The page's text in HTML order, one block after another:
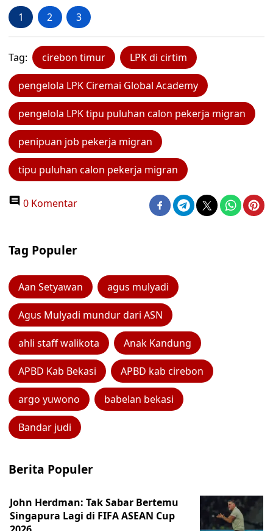
1 2 3
Tag: cirebon timur LPK di cirtim
pengelola LPK Ciremai Global Academy
pengelola LPK tipu puluhan calon pekerja migran
penipuan job pekerja migran
tipu puluhan calon pekerja migran
0 Komentar
Tag Populer
Aan Setyawan agus mulyadi
Agus Mulyadi mundur dari ASN
ahli staff walikota Anak Kandung
APBD Kab Bekasi APBD kab cirebon
argo yuwono babelan bekasi
Bandar judi
Berita Populer
John Herdman: Tak Sabar Bertemu
Singapura Lagi di FIFA ASEAN Cup